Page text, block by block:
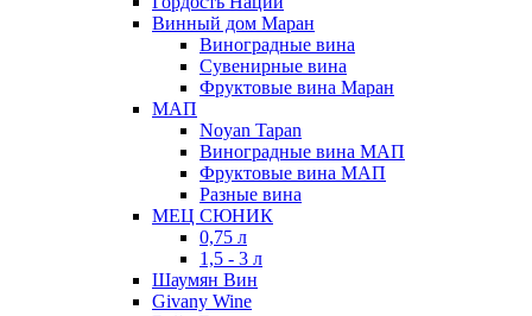
Винный дом Маран
Виноградные вина
Сувенирные вина
Фруктовые вина Маран
МАП
Noyan Tapan
Виноградные вина МАП
Фруктовые вина МАП
Разные вина
МЕЦ СЮНИК
0,75 л
1,5 - 3 л
Шаумян Вин
Givany Wine